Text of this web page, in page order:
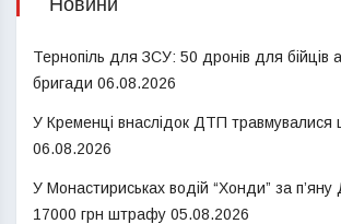
Тернопіль для ЗСУ: 50 дронів для бійців
бригади 06.08.2026
У Кременці внаслідок ДТП
06.08.2026
У Монастириськах водій “Хонди” за
17000 грн штрафу 05.08.2026